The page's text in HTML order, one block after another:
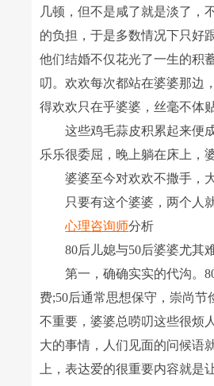
几顿，但不是咸了就是淡了，
的负担，于是多数情况下只好
他们结婚不仅花光了一生的积
叨。欢欢每次都站在婆婆那边
得欢欢只在乎婆婆，丝毫不体
这些鸡毛蒜皮积累起来便成
乐乐很委屈，晚上躺在床上，
婆婆至今对欢欢不撒手，大
只要有这个婆婆，两个人就
心理咨询师分析
80后儿媳与50后婆婆尤其难
第一，确确实实的代沟。80
费;50后通常思想保守，崇尚
不重要，婆婆总唠叨这些很烦
大的事情，人们见面的问候语
上，表达爱的很重要内容就是